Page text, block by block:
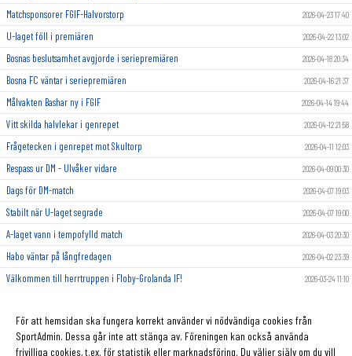
Matchsponsorer FGIF-Halvorstorp 2026-04-23 17:40
U-laget föll i premiären 2026-04-22 13:02
Bosnas beslutsamhet avgjorde i seriepremiären 2026-04-18 20:34
Bosna FC väntar i seriepremiären 2026-04-16 21:37
Målvakten Bashar ny i FGIF 2026-04-14 19:44
Vitt skilda halvlekar i genrepet 2026-04-12 21:58
Frågetecken i genrepet mot Skultorp 2026-04-11 12:03
Respass ur DM - Ulvåker vidare 2026-04-09 00:30
Dags för DM-match 2026-04-07 19:03
Stabilt när U-laget segrade 2026-04-07 19:00
A-laget vann i tempofylld match 2026-04-03 20:30
Habo väntar på långfredagen 2026-04-02 23:39
Välkommen till herrtruppen i Floby-Grolanda IF! 2026-03-24 11:10
För att hemsidan ska fungera korrekt använder vi nödvändiga cookies från
SportAdmin. Dessa går inte att stänga av. Föreningen kan också använda
frivilliga cookies, t.ex. för statistik eller marknadsföring. Du väljer själv om du vill